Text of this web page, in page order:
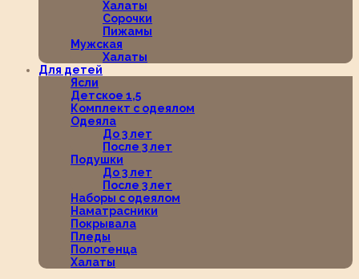
Халаты
Сорочки
Пижамы
Мужская
Халаты
Для детей
Ясли
Детское 1,5
Комплект с одеялом
Одеяла
До 3 лет
После 3 лет
Подушки
До 3 лет
После 3 лет
Наборы с одеялом
Наматрасники
Покрывала
Пледы
Полотенца
Халаты